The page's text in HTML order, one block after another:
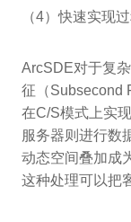
（4）快速实现
ArcSDE对于复
征（Subsecond
在C/S模式上实
服务器则进行数
动态空间叠加成
这种处理可以把